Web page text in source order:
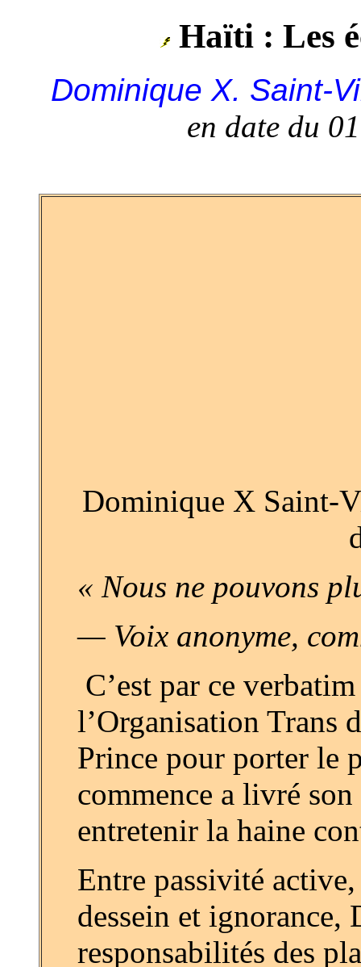
Haïti : Les
Dominique X. Saint-
en date du
Dominique X Saint-
« Nous ne pouvons
— Voix anonyme,
C’est par ce
l’Organisation Trans
Prince pour porter le
commence a livré
entretenir la haine
Entre passivité
dessein et
responsabilités des